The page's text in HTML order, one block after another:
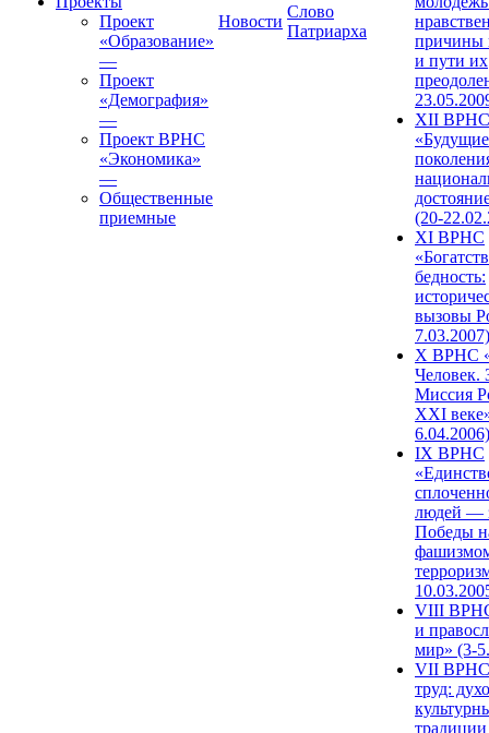
Проект
«Образование»
—
Проект
«Демография»
—
Проект ВРНС
«Экономика»
—
Общественные
приемные
Новости
Слово
Патриарха
причины
и пути их
XII ВРНС
«Будущие
(20-
XI ВРНС
бедность:
вызовы
7.03.2007)
X ВРНС
Человек.
Миссия
XXI
6.04.2006)
IX ВРНС
людей —
Победы
VIII
и
мир» (3-
VII ВРНС
труд: